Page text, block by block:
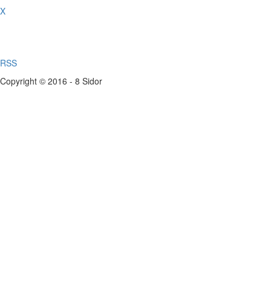
X
RSS
Copyright © 2016 - 8 Sidor